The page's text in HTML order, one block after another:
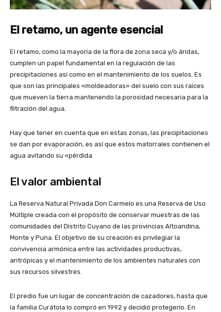
El retamo, un agente esencial
El retamo, como la mayoría de la flora de zona seca y/o áridas,
cumplen un papel fundamental en la regulación de las
precipitaciones así como en el mantenimiento de los suelos. Es
que son las principales «moldeadoras» del suelo con sus raices
que mueven la tierra mantenendo la porosidad necesaria para la
filtración del agua.
Hay que tener en cuenta que en estas zonas, las precipitaciones
se dan por evaporación, es así que estos matorrales contienen el
agua avitando su «pérdida
El valor ambiental
La Reserva Natural Privada Don Carmelo es una Reserva de Uso
Múltiple creada con el propósito de conservar muestras de las
comunidades del Distrito Cuyano de las provincias Altoandina,
Monte y Puna. El objetivo de su creación es privilegiar la
convivencia armónica entre las actividades productivas,
antrópicas y el mantenimiento de los ambientes naturales con
sus recursos silvestres.
El predio fue un lugar de concentración de cazadores, hasta que
la familia Curátola lo compró en 1992 y decidió protegerlo. En